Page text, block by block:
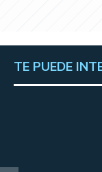
TE PUEDE